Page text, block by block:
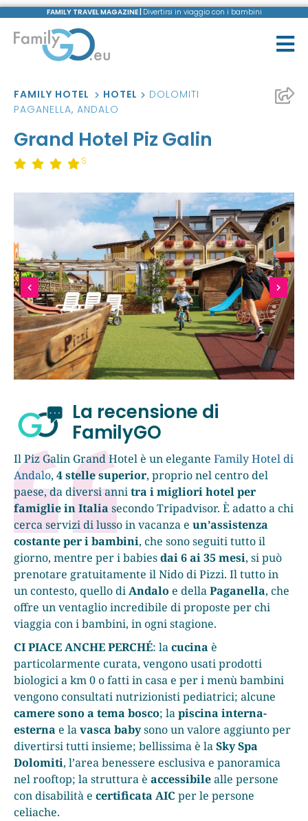
FAMILY TRAVEL MAGAZINE | Divertirsi in viaggio con i bambini
FAMILY HOTEL HOTEL
DOLOMITI
PAGANELLA, ANDALO
Grand Hotel Piz Galin
S
La recensione di
FamilyGO
Il Piz Galin Grand Hotel è un elegante Family Hotel di
Andalo, 4 stelle superior, proprio nel centro del
paese, da diversi annitra i migliori hotel per
famiglie in Italia secondo Tripadvisor. È adatto a chi
cerca servizi di lusso in vacanza e un’assistenza
costante per i bambini, che sono seguiti tutto il
giorno, mentre per i babiesdai 6 ai 35 mesi, si può
prenotare gratuitamente il Nido di Pizzi. Il tutto in
un contesto, quello diAndalo e dellaPaganella, che
offre un ventaglio incredibile di proposte per chi
viaggia con i bambini, in ogni stagione.
CI PIACE ANCHE PERCHÉ: lacucina è
particolarmente curata, vengono usati prodotti
biologici a km 0 o fatti in casa e per i menù bambini
vengono consultati nutrizionisti pediatrici; alcune
cameresono a tema bosco; lapiscina interna-
esterna e lavasca babysono un valore aggiunto per
divertirsi tutti insieme; bellissima è laSky Spa
Dolomiti, l’area benessere esclusiva e panoramica
nel rooftop; la struttura è accessibilealle persone
con disabilità e certificata AIC per le persone
celiache.